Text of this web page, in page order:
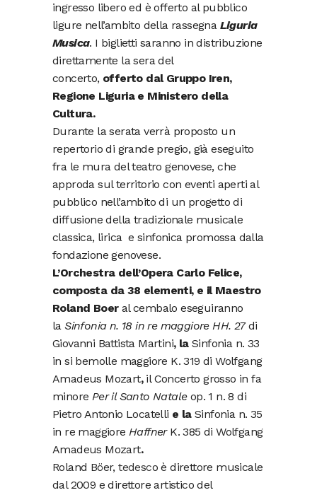
ingresso libero ed è offerto al pubblico
ligure nell’ambito della rassegna Liguria
Musica. I biglietti saranno in distribuzione
direttamente la sera del
concerto, offerto dal Gruppo Iren,
Regione Liguria e Ministero della
Cultura.
Durante la serata verrà proposto un
repertorio di grande pregio, già eseguito
fra le mura del teatro genovese, che
approda sul territorio con eventi aperti al
pubblico nell’ambito di un progetto di
diffusione della tradizionale musicale
classica, lirica e sinfonica promossa dalla
fondazione genovese.
L’Orchestra dell’Opera Carlo Felice,
composta da 38 elementi, e il Maestro
Roland Boeral cembalo eseguiranno
laSinfonia n. 18 in re maggiore HH. 27di
Giovanni Battista Martini, laSinfonia n. 33
in si bemolle maggiore K. 319 di Wolfgang
Amadeus Mozart,il Concerto grosso in fa
minore Per il Santo Nataleop. 1 n. 8 di
Pietro Antonio Locatelli e laSinfonia n. 35
in re maggioreHaffnerK. 385 di Wolfgang
Amadeus Mozart.
Roland Böer,tedesco è direttore musicale
dal 2009 e direttore artistico del